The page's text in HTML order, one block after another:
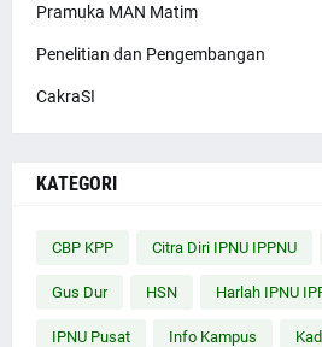
Pramuka MAN Matim
Penelitian dan Pengembangan
CakraSI
KATEGORI
CBP KPP Citra Diri IPNU IPPNU
Gus Dur HSN Harlah IPNU
IPNU Pusat Info Kampus